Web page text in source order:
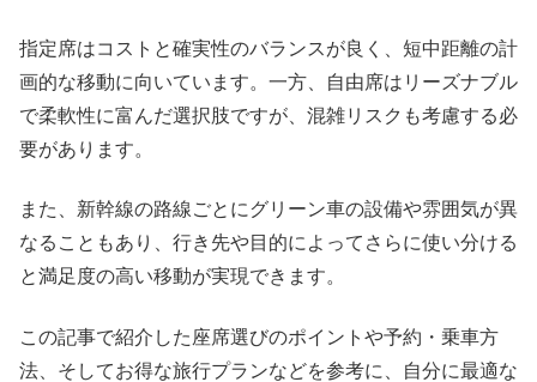
指定席はコストと確実性のバランスが良く、短中距離の計
画的な移動に向いています。一方、自由席はリーズナブル
で柔軟性に富んだ選択肢ですが、混雑リスクも考慮する必
要があります。
また、新幹線の路線ごとにグリーン車の設備や雰囲気が異
なることもあり、行き先や目的によってさらに使い分ける
と満足度の高い移動が実現できます。
この記事で紹介した座席選びのポイントや予約・乗車方
法、そしてお得な旅行プランなどを参考に、自分に最適な